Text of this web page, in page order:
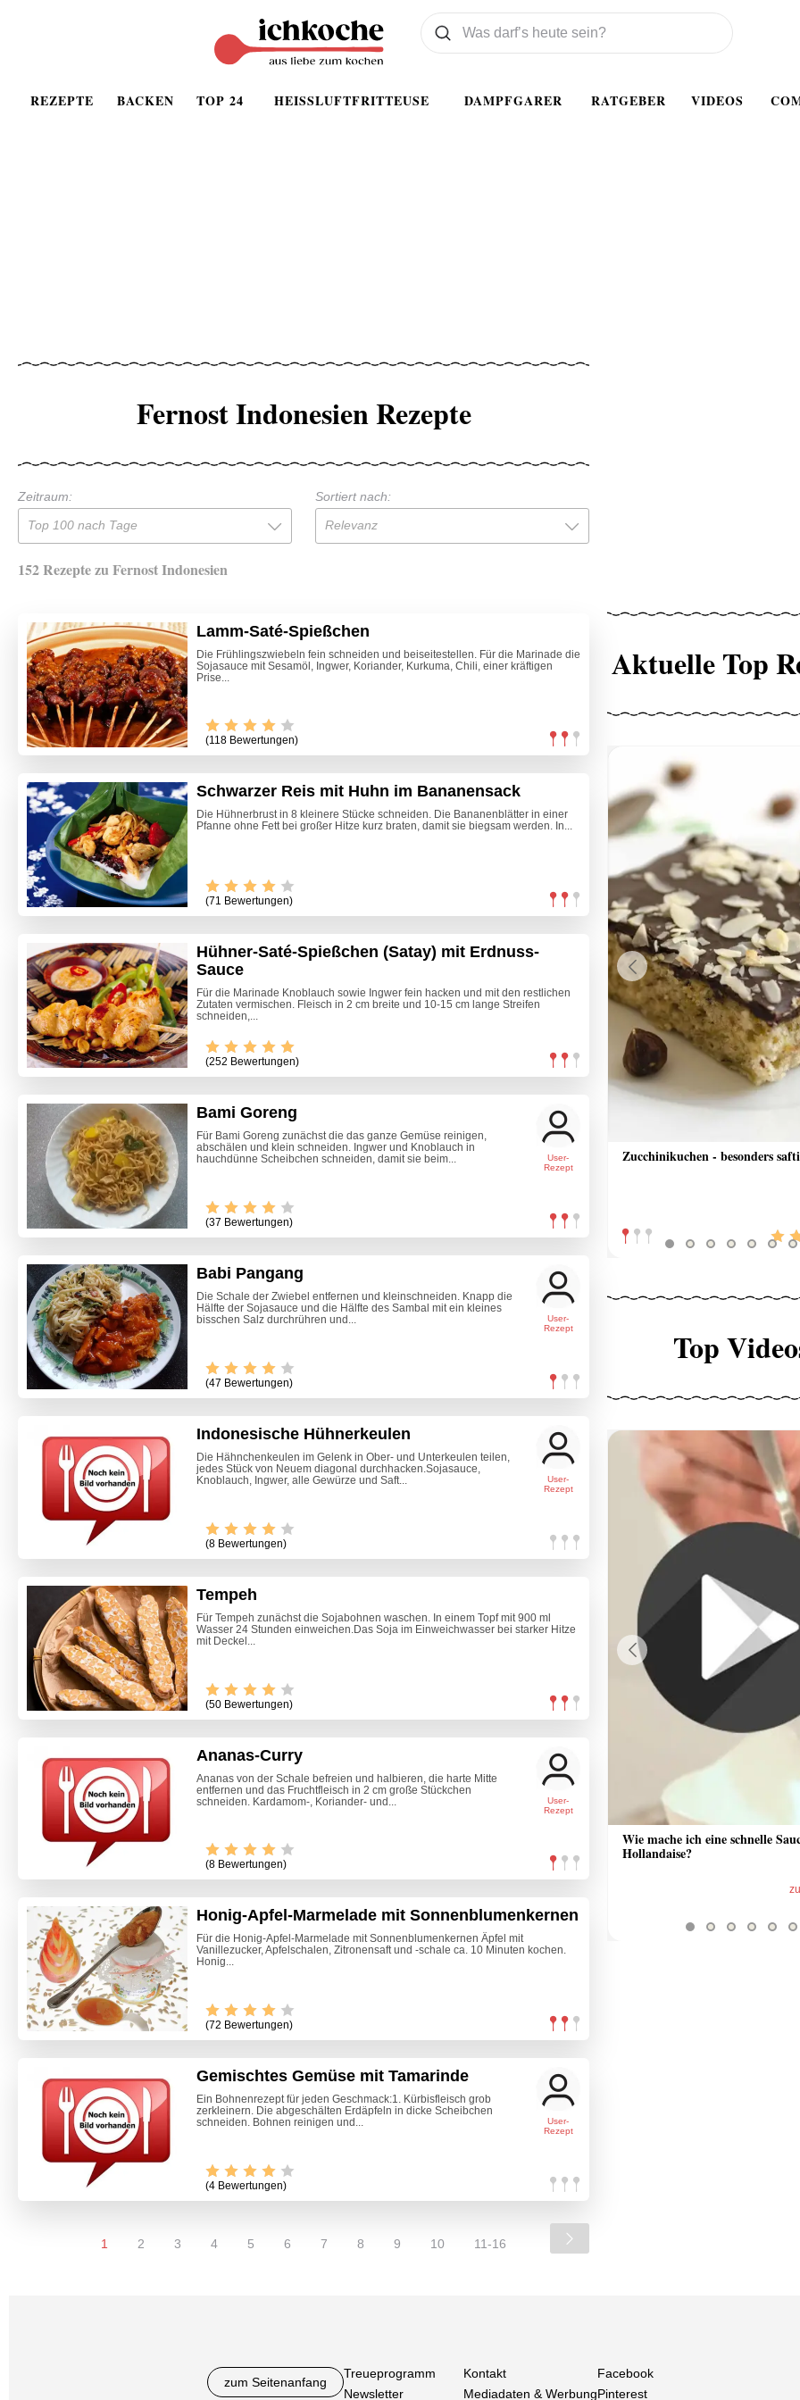
REZEPTE BACKEN TOP 24 HEISSLUFTFRITTEUSE DAMPFGARER RATGEBER VIDEOS
Was wollen Sie suchen
Suchen
Fernost Indonesien Rezepte
Zeitraum:
Top 100 nach Tage
Sortiert nach:
Relevanz
152 Rezepte zu Fernost Indonesien
Lamm-Saté-Spießchen
Die Frühlingszwiebeln fein schneiden und beiseitestellen. Für die Marinade die
Sojasauce mit Sesamöl, Ingwer, Koriander, Kurkuma, Chili, einer kräftigen
Prise...
(118 Bewertungen)
Schwarzer Reis mit Huhn im Bananensack
Die Hühnerbrust in 8 kleinere Stücke schneiden. Die Bananenblätter in einer
Pfanne ohne Fett bei großer Hitze kurz braten, damit sie biegsam werden. In...
(71 Bewertungen)
Hühner-Saté-Spießchen (Satay) mit Erdnuss-
Sauce
Für die Marinade Knoblauch sowie Ingwer fein hacken und mit den restlichen
Zutaten vermischen. Fleisch in 2 cm breite und 10-15 cm lange Streifen
schneiden,...
(252 Bewertungen)
User-
Rezept
Bami Goreng
Für Bami Goreng zunächst die das ganze Gemüse reinigen,
abschälen und klein schneiden. Ingwer und Knoblauch in
hauchdünne Scheibchen schneiden, damit sie beim...
(37 Bewertungen)
User-
Rezept
Babi Pangang
Die Schale der Zwiebel entfernen und kleinschneiden. Knapp die
Hälfte der Sojasauce und die Hälfte des Sambal mit ein kleines
bisschen Salz durchrühren und...
(47 Bewertungen)
User-
Rezept
Indonesische Hühnerkeulen
Die Hähnchenkeulen im Gelenk in Ober- und Unterkeulen teilen,
jedes Stück von Neuem diagonal durchhacken.Sojasauce,
Knoblauch, Ingwer, alle Gewürze und Saft...
(8 Bewertungen)
Tempeh
Für Tempeh zunächst die Sojabohnen waschen. In einem Topf mit 900 ml
Wasser 24 Stunden einweichen.Das Soja im Einweichwasser bei starker Hitze
mit Deckel...
(50 Bewertungen)
User-
Rezept
Ananas-Curry
Ananas von der Schale befreien und halbieren, die harte Mitte
entfernen und das Fruchtfleisch in 2 cm große Stückchen
schneiden. Kardamom-, Koriander- und...
(8 Bewertungen)
Honig-Apfel-Marmelade mit Sonnenblumenkernen
Für die Honig-Apfel-Marmelade mit Sonnenblumenkernen Äpfel mit
Vanillezucker, Apfelschalen, Zitronensaft und -schale ca. 10 Minuten kochen.
Honig...
(72 Bewertungen)
User-
Rezept
Gemischtes Gemüse mit Tamarinde
Ein Bohnenrezept für jeden Geschmack:1. Kürbisfleisch grob
zerkleinern. Die abgeschälten Erdäpfeln in dicke Scheibchen
schneiden. Bohnen reinigen und...
(4 Bewertungen)
1 2 3 4 5 6 7 8 9 10 11-16
Aktuelle Top
Zucchinikuchen - besonders
Marillenkuchen mit Streusel
Previous
Top
Wie mache ich eine schnelle
Hollandaise?
Previous
zum Seitenanfang
Treueprogramm
Newsletter
Kontakt
Mediadaten & Werbung
Facebook
Pinterest